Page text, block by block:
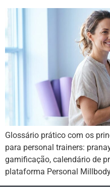
Glossário prático com os
para personal trainers:
gamificação, calendário de
plataforma Personal